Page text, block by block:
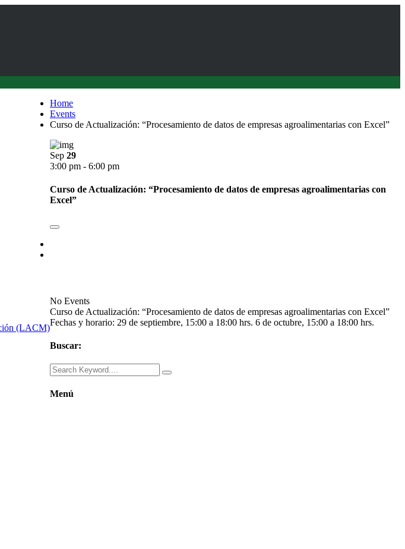
(LACM)
Home
Events
Curso de Actualización: “Procesamiento de datos de empresas agroalimentarias con Excel”
Sep 29
3:00 pm - 6:00 pm
Curso de Actualización: “Procesamiento de datos de empresas agroalimentarias con
Excel”
No Events
Curso de Actualización: “Procesamiento de datos de empresas agroalimentarias con Excel”
Fechas y horario: 29 de septiembre, 15:00 a 18:00 hrs. 6 de octubre, 15:00 a 18:00 hrs.
Buscar:
Menú